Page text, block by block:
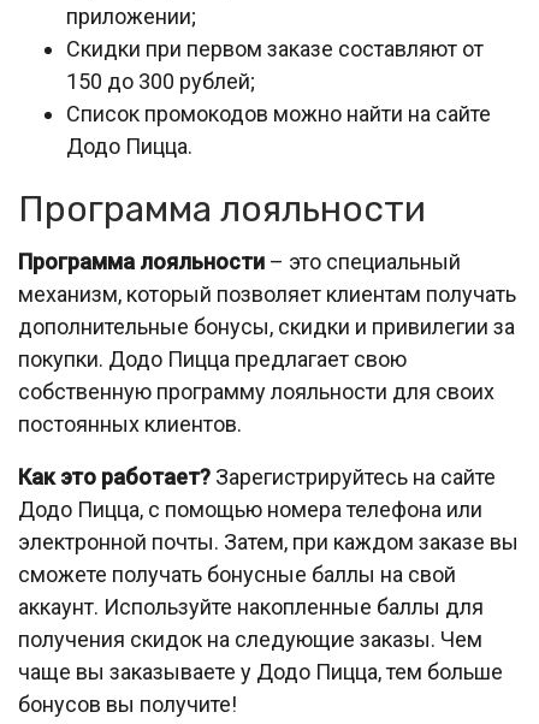
приложении;
Скидки при первом заказе составляют от
150 до 300 рублей;
Список промокодов можно найти на сайте
Додо Пицца.
Программа лояльности
Программа лояльности – это специальный
механизм, который позволяет клиентам получать
дополнительные бонусы, скидки и привилегии за
покупки. Додо Пицца предлагает свою
собственную программу лояльности для своих
постоянных клиентов.
Как это работает? Зарегистрируйтесь на сайте
Додо Пицца, с помощью номера телефона или
электронной почты. Затем, при каждом заказе вы
сможете получать бонусные баллы на свой
аккаунт. Используйте накопленные баллы для
получения скидок на следующие заказы. Чем
чаще вы заказываете у Додо Пицца, тем больше
бонусов вы получите!